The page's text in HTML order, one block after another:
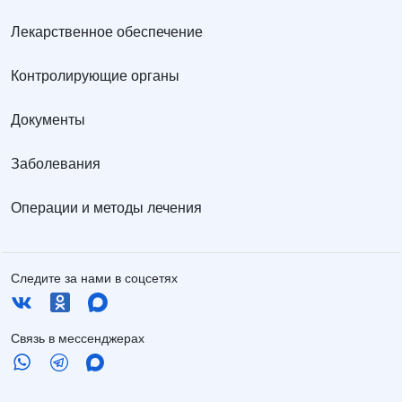
Лекарственное обеспечение
Контролирующие органы
Документы
Заболевания
Операции и методы лечения
Следите за нами в соцсетях
Связь в мессенджерах